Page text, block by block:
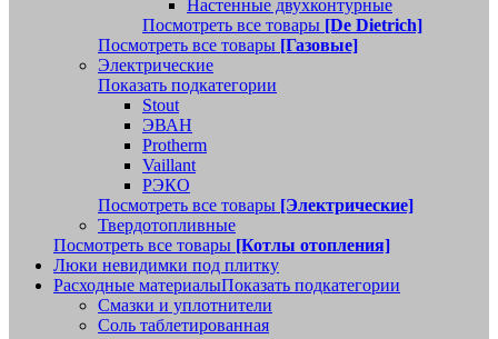
Настенные двухконтурные
Посмотреть все товары [De Dietrich]
Посмотреть все товары [Газовые]
Электрические
Показать подкатегории
Stout
ЭВАН
Protherm
Vaillant
РЭКО
Посмотреть все товары [Электрические]
Твердотопливные
Посмотреть все товары [Котлы отопления]
Люки невидимки под плитку
Расходные материалыПоказать подкатегории
Смазки и уплотнители
Соль таблетированная